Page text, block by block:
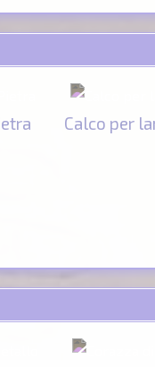
Calco per